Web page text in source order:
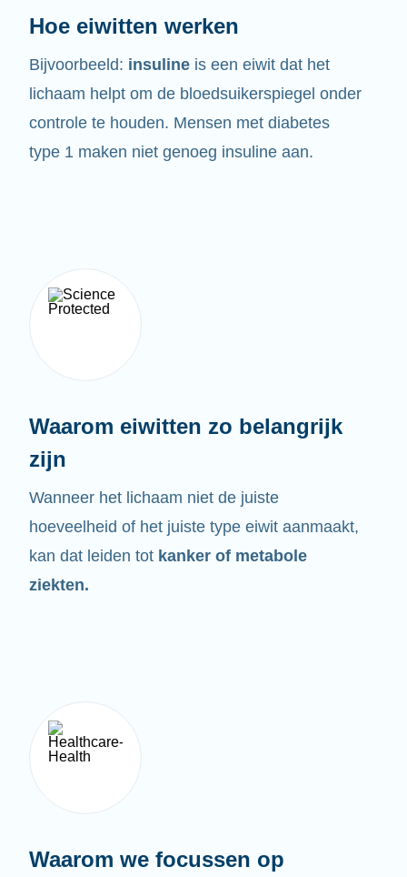
Hoe eiwitten werken
Bijvoorbeeld: insuline is een eiwit dat het
lichaam helpt om de bloedsuikerspiegel onder
controle te houden. Mensen met diabetes
type 1 maken niet genoeg insuline aan.
Waarom eiwitten zo belangrijk
zijn
Wanneer het lichaam niet de juiste
hoeveelheid of het juiste type eiwit aanmaakt,
kan dat leiden tot kanker of metabole
ziekten.
Waarom we focussen op